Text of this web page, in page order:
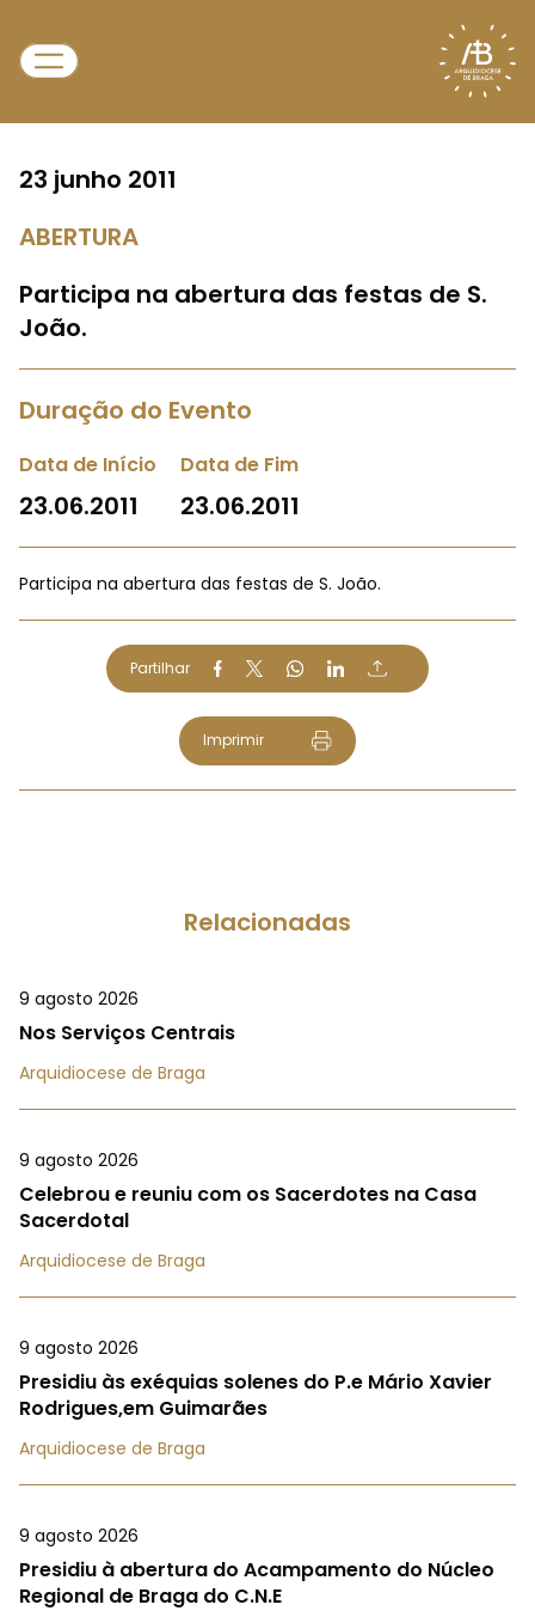
23 junho 2011
ABERTURA
Participa na abertura das festas de S.
João.
Duração do Evento
Data de Início
23.06.2011
Data de Fim
23.06.2011
Participa na abertura das festas de S. João.
Partilhar
Imprimir
Relacionadas
9 agosto 2026
Nos Serviços Centrais
Arquidiocese de Braga
9 agosto 2026
Celebrou e reuniu com os Sacerdotes na Casa
Sacerdotal
Arquidiocese de Braga
9 agosto 2026
Presidiu às exéquias solenes do P.e Mário Xavier
Rodrigues,em Guimarães
Arquidiocese de Braga
9 agosto 2026
Presidiu à abertura do Acampamento do Núcleo
Regional de Braga do C.N.E